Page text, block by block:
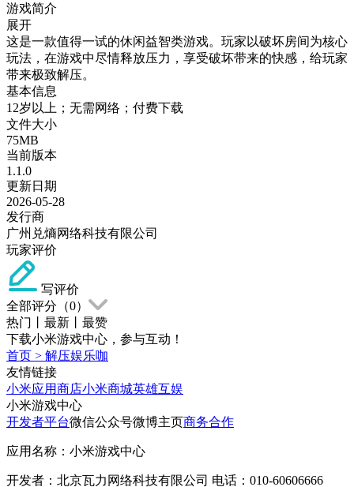
游戏简介
展开
这是一款值得一试的休闲益智类游戏。玩家以破坏房间为核心
玩法，在游戏中尽情释放压力，享受破坏带来的快感，给玩家
带来极致解压。
基本信息
12岁以上；无需网络；付费下载
文件大小
75MB
当前版本
1.1.0
更新日期
2026-05-28
发行商
广州兑熵网络科技有限公司
玩家评价
写评价
全部评分（0）
热门
最新
最赞
下载小米游戏中心，参与互动！
首页 > 解压娱乐咖
友情链接
小米应用商店小米商城英雄互娱
小米游戏中心
开发者平台微信公众号微博主页商务合作
应用名称：小米游戏中心
开发者：北京瓦力网络科技有限公司 电话：010-60606666